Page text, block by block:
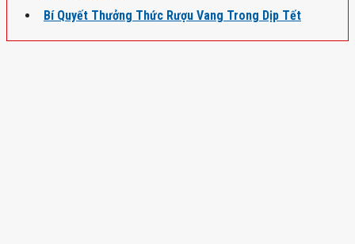
Bí Quyết Thưởng Thức Rượu Vang Trong Dịp Tết